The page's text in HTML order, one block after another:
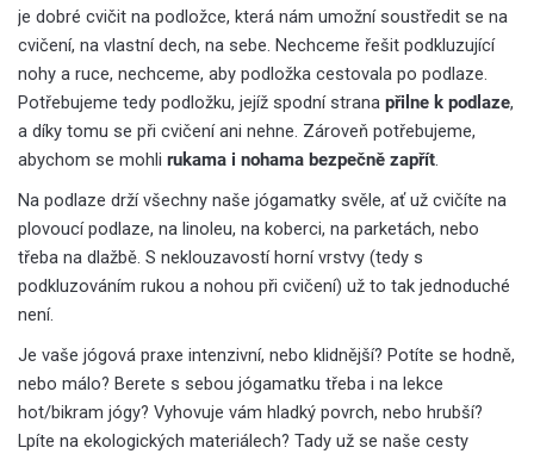
je dobré cvičit na podložce, která nám umožní soustředit se na
cvičení, na vlastní dech, na sebe. Nechceme řešit podkluzující
nohy a ruce, nechceme, aby podložka cestovala po podlaze.
Potřebujeme tedy podložku, jejíž spodní strana přilne k podlaze,
a díky tomu se při cvičení ani nehne. Zároveň potřebujeme,
abychom se mohli rukama i nohama bezpečně zapřít.
Na podlaze drží všechny naše jógamatky svěle, ať už cvičíte na
plovoucí podlaze, na linoleu, na koberci, na parketách, nebo
třeba na dlažbě. S neklouzavostí horní vrstvy (tedy s
podkluzováním rukou a nohou při cvičení) už to tak jednoduché
není.
Je vaše jógová praxe intenzivní, nebo klidnější? Potíte se hodně,
nebo málo? Berete s sebou jógamatku třeba i na lekce
hot/bikram jógy? Vyhovuje vám hladký povrch, nebo hrubší?
Lpíte na ekologických materiálech? Tady už se naše cesty